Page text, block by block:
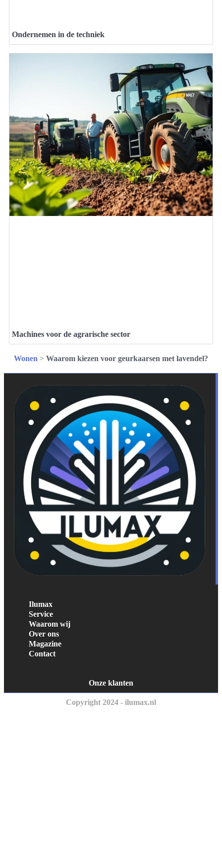
Ondernemen in de techniek
Machines voor de agrarische sector
Wonen > Waarom kiezen voor geurkaarsen met lavendel?
Ilumax
Service
Waarom wij
Over ons
Magazine
Contact
Onze klanten
Copyright 2024 - ilumax.nl